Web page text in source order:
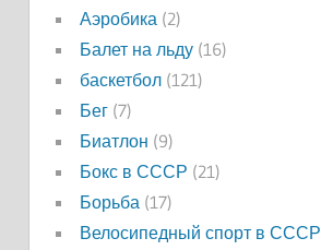
Аэробика (2)
Балет на льду(16)
баскетбол(121)
Бег(7)
Биатлон (9)
Бокс в СССР (21)
Борьба (17)
Велосипедный спорт в СССР